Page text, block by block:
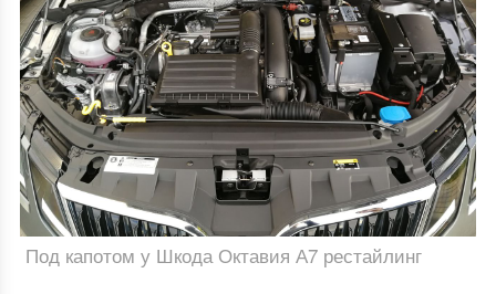
Под капотом у Шкода Октавия А7 рестайлинг